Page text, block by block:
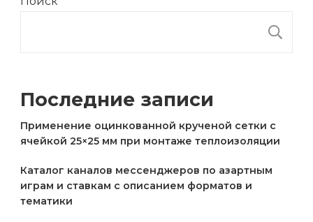
Последние записи
Применение оцинкованной крученой сетки с
ячейкой 25×25 мм при монтаже теплоизоляции
Каталог каналов мессенджеров по азартным
играм и ставкам с описанием форматов и
тематики